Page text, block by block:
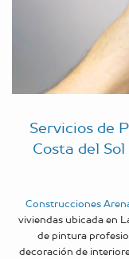
Servicios de
Costa del
Construcciones
viviendas ubicada en
de pintura
decoración de